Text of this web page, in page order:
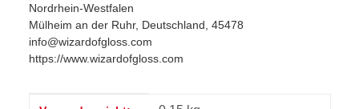
Nordrhein-Westfalen
Mülheim an der Ruhr, Deutschland, 45478
info@wizardofgloss.com
https://www.wizardofgloss.com